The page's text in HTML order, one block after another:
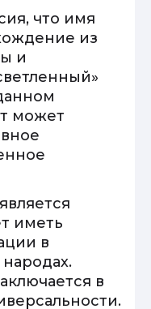
что имя
из
и
может
иметь
в
в